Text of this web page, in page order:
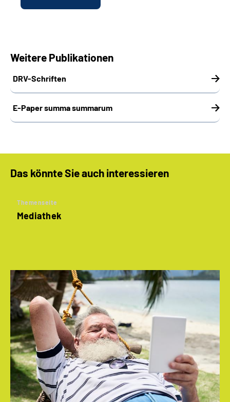
Weitere Publikationen
DRV-Schriften
E-Paper summa summarum
Das könnte Sie auch interessieren
Themenseite
Mediathek